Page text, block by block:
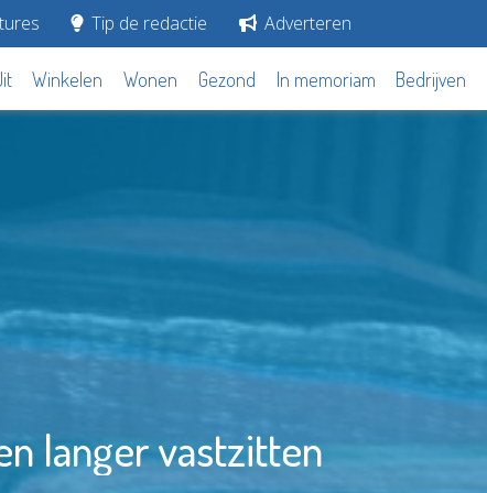
Tip de redactie Adverteren
Winkelen Wonen Gezond In memoriam Bedrijven
langer vastzitten